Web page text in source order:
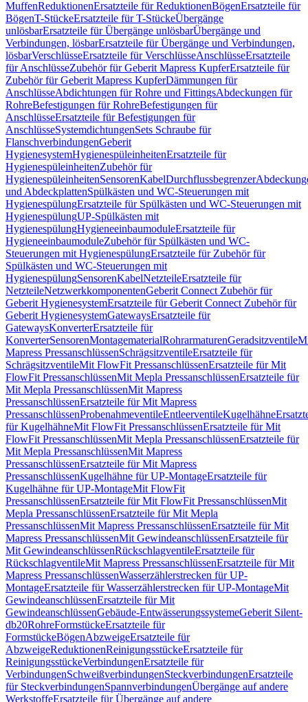
MuffenReduktionenErsatzteile für ReduktionenBögenErsatzteile für
BögenT-StückeErsatzteile für T-StückeÜbergänge
unlösbarErsatzteile für Übergänge unlösbarÜbergänge und
Verbindungen, lösbarErsatzteile für Übergänge und Verbindungen,
lösbarVerschlüsseErsatzteile für VerschlüsseAnschlüsseErsatzteile
für AnschlüsseZubehör für Geberit Mapress KupferErsatzteile für
Zubehör für Geberit Mapress KupferDämmungen für
AnschlüsseAbdichtungen für Rohre und FittingsAbdeckungen für
RohreBefestigungen für RohreBefestigungen für
AnschlüsseErsatzteile für Befestigungen für
AnschlüsseSystemdichtungenSets Schraube für
FlanschverbindungenGeberit
HygienesystemHygienespüleinheitenErsatzteile für
HygienespüleinheitenZubehör für
HygienespüleinheitenSensorenKabelDurchflussbegrenzer
und AbdeckplattenSpülkästen und WC-Steuerungen mit
HygienespülungErsatzteile für Spülkästen und WC-Steuerungen mit
HygienespülungUP-Spülkästen mit
HygienespülungHygieneeinbaumoduleErsatzteile für
HygieneeinbaumoduleZubehör für Spülkästen und WC-
Steuerungen mit HygienespülungErsatzteile für Zubehör für
Spülkästen und WC-Steuerungen mit
HygienespülungSensorenKabelNetzteileErsatzteile für
NetzteileNetzwerkkomponentenGeberit Connect Zubehör für
Geberit HygienesystemErsatzteile für Geberit Connect Zubehör für
Geberit HygienesystemGatewaysErsatzteile für
GatewaysKonverterErsatzteile für
KonverterSensorenMontagematerialRohrarmaturenGeradsitzventile
Mapress PressanschlüssenSchrägsitzventileErsatzteile für
SchrägsitzventileMit FlowFit PressanschlüssenErsatzteile für Mit
FlowFit PressanschlüssenMit Mepla PressanschlüssenErsatzteile für
Mit Mepla PressanschlüssenMit Mapress
PressanschlüssenErsatzteile für Mit Mapress
PressanschlüssenProbenahmeventileEntleerventileKugelhähne
für KugelhähneMit FlowFit PressanschlüssenErsatzteile für Mit
FlowFit PressanschlüssenMit Mepla PressanschlüssenErsatzteile für
Mit Mepla PressanschlüssenMit Mapress
PressanschlüssenErsatzteile für Mit Mapress
PressanschlüssenKugelhähne für UP-MontageErsatzteile für
Kugelhähne für UP-MontageMit FlowFit
PressanschlüssenErsatzteile für Mit FlowFit PressanschlüssenMit
Mepla PressanschlüssenErsatzteile für Mit Mepla
PressanschlüssenMit Mapress PressanschlüssenErsatzteile für Mit
Mapress PressanschlüssenMit GewindeanschlüssenErsatzteile für
Mit GewindeanschlüssenRückschlagventileErsatzteile für
RückschlagventileMit Mapress PressanschlüssenErsatzteile für Mit
Mapress PressanschlüssenWasserzählerstrecken für UP-
MontageErsatzteile für Wasserzählerstrecken für UP-MontageMit
GewindeanschlüssenErsatzteile für Mit
GewindeanschlüssenGebäude-EntwässerungssystemeGeberit Silent-
db20RohreFormstückeErsatzteile für
FormstückeBögenAbzweigeErsatzteile für
AbzweigeReduktionenReinigungsstückeErsatzteile für
ReinigungsstückeVerbindungenErsatzteile für
VerbindungenSchweißverbindungenSteckverbindungenErsatzteile
für SteckverbindungenSpannverbindungenÜbergänge auf andere
WerkstoffeErsatzteile für Übergänge auf andere